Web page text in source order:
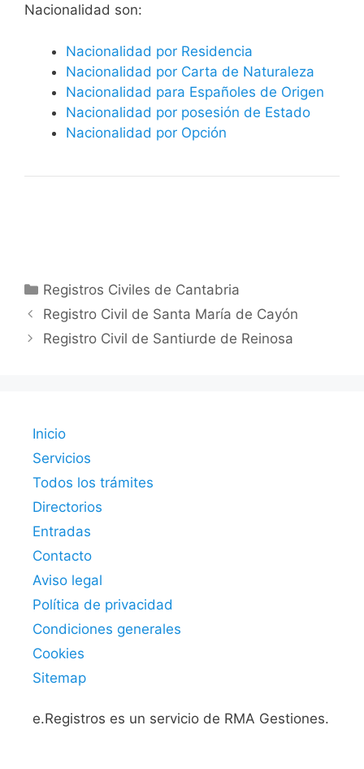
Nacionalidad son:
Nacionalidad por Residencia
Nacionalidad por Carta de Naturaleza
Nacionalidad para Españoles de Origen
Nacionalidad por posesión de Estado
Nacionalidad por Opción
Categorías
Registros Civiles de Cantabria
Registro Civil de Santa María de Cayón
Registro Civil de Santiurde de Reinosa
Inicio
Servicios
Todos los trámites
Directorios
Entradas
Contacto
Aviso legal
Política de privacidad
Condiciones generales
Cookies
Sitemap
e.Registros es un servicio de RMA Gestiones.